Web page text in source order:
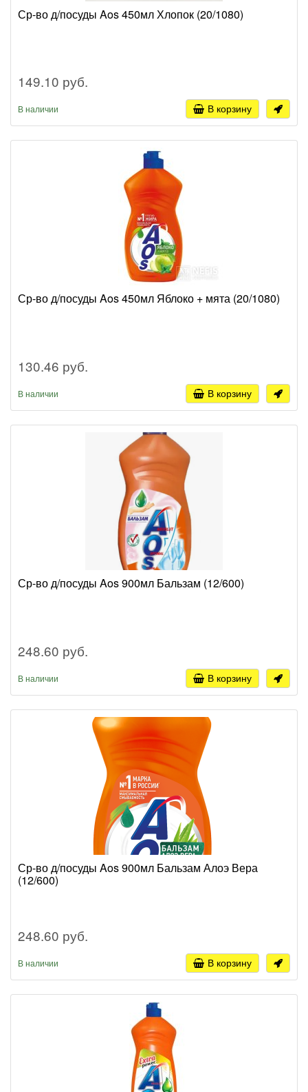
Ср-во д/посуды Aos 450мл Хлопок (20/1080)
149.10 руб.
В наличии В корзину
Ср-во д/посуды Aos 450мл Яблоко + мята (20/1080)
130.46 руб.
В наличии В корзину
Ср-во д/посуды Aos 900мл Бальзам (12/600)
248.60 руб.
В наличии В корзину
Ср-во д/посуды Aos 900мл Бальзам Алоэ Вера
(12/600)
248.60 руб.
В наличии В корзину